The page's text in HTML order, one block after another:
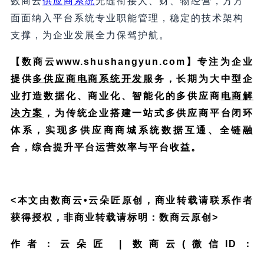
面面纳入平台系统专业职能管理，稳定的技术架构
支撑，为企业发展全力保驾护航。
【数商云www.shushangyun.com】专注为企业
提供多供应商电商系统开发 服务，长期为大中型企
业打造数据化、商业化、智能化的多供应商 电商解
决方案 ，为传统企业搭建一站式多供应商平台闭环
体系，实现多供应商商城系统数据互通、全链融
合，综合提升平台运营效率与平台收益。
<本文由数商云•云朵匠原创，商业转载请联系作者
获得授权，非商业转载请标明：数商云原创>
作者：云朵匠 | 数商云(微信ID：